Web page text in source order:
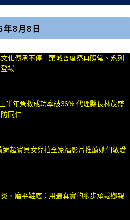
年8月8日
化傳承不停 頭城普度祭典照常、系列
場
半年急救成功率破36% 代理縣長林茂盛
同仁
適超寶貝女兒拍全家福影片推薦她們敬愛
、磨平鞋底：用最真實的腳步承載鄉親